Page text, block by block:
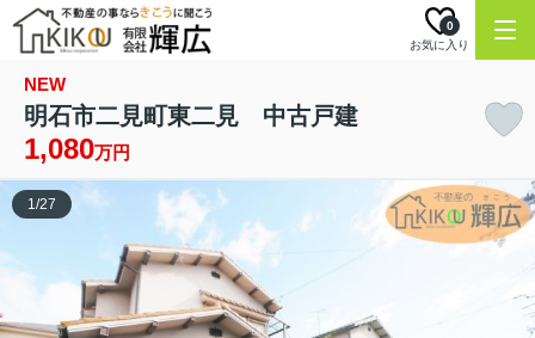
お気に入り
0
NEW
明石市二見町東二見 中古戸建
1,080万円
1/27